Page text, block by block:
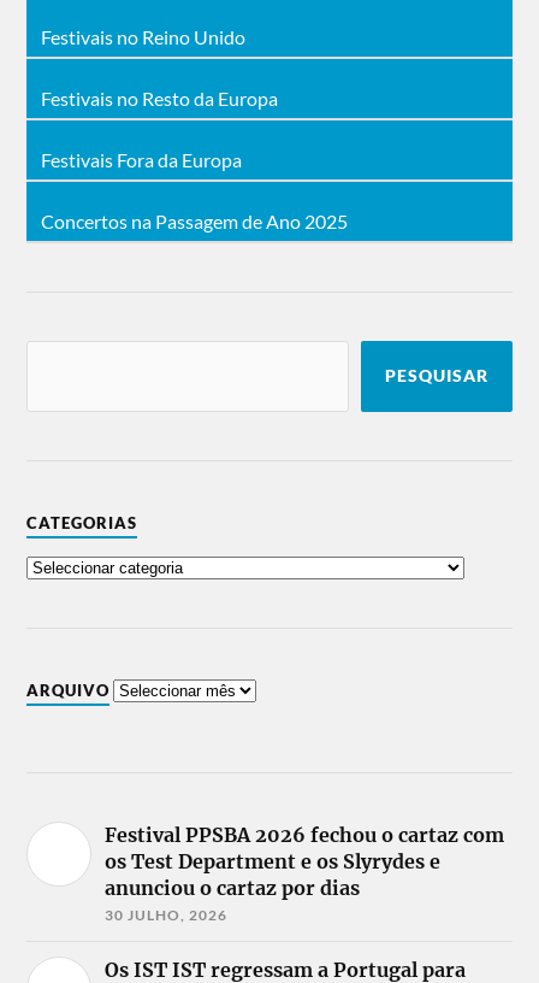
Festivais no Reino Unido
Festivais no Resto da Europa
Festivais Fora da Europa
Concertos na Passagem de Ano 2025
PESQUISAR
CATEGORIAS
ARQUIVO
Festival PPSBA 2026 fechou o cartaz com
os Test Department e os Slyrydes e
anunciou o cartaz por dias
30 JULHO, 2026
Os IST IST regressam a Portugal para